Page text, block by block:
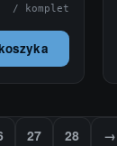
/ komplet
27 28 →